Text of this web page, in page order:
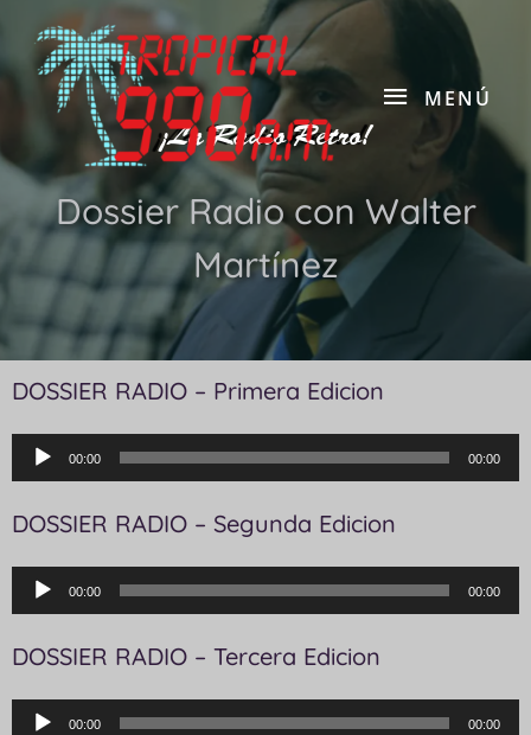
MENÚ
¡La Radio Retro!
Dossier Radio con Walter
Martínez
DOSSIER RADIO – Primera Edicion
Reproductor
de
audio
00:00 00:00
DOSSIER RADIO – Segunda Edicion
Reproductor
de
audio
00:00 00:00
DOSSIER RADIO – Tercera Edicion
Reproductor
00:00 00:00